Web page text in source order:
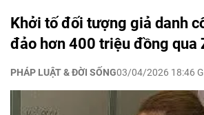
Khởi tố đối tượng giả danh
đảo hơn 400 triệu đồng qua
PHÁP LUẬT & ĐỜI SỐNG03/04/2026 18:46